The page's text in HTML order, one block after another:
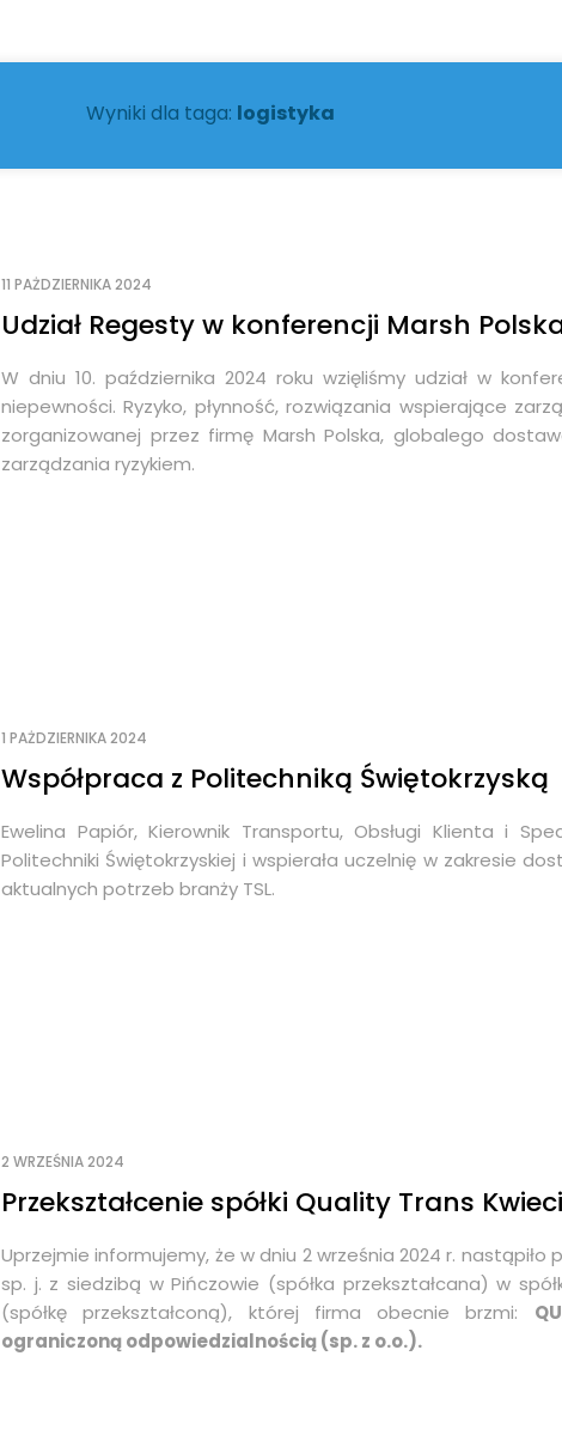
Wyniki dla taga: logistyka
11 PAŻDZIERNIKA 2024
Udział Regesty w konferencji Marsh
W dniu 10. października 2024 roku wzięliśmy udział w
niepewności. Ryzyko, płynność, rozwiązania wspierające
zorganizowanej przez firmę Marsh Polska, globalego
zarządzania ryzykiem.
1 PAŻDZIERNIKA 2024
Współpraca z Politechniką Świętokrzyską
Ewelina Papiór, Kierownik Transportu, Obsługi Klienta i
Politechniki Świętokrzyskiej i wspierała uczelnię w zakresie
aktualnych potrzeb branży TSL.
2 WRZEŚNIA 2024
Przekształcenie spółki Quality Trans
Uprzejmie informujemy, że w dniu 2 września 2024 r. nastąpiło
sp. j. z siedzibą w Pińczowie (spółka przekształcana) w
(spółkę przekształconą), której firma obecnie brzmi:
ograniczoną odpowiedzialnością (sp. z o.o.).